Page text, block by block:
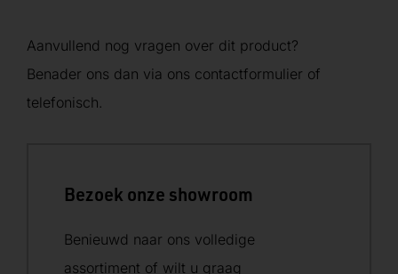
Aanvullend nog vragen over dit product?
Benader ons dan via ons contactformulier of
telefonisch.
Bezoek onze showroom
Benieuwd naar ons volledige
assortiment of wilt u graag